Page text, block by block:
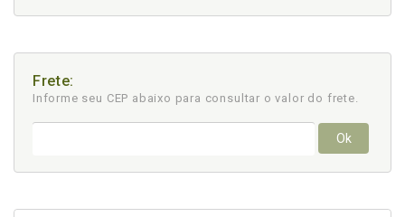
Frete:
Informe seu CEP abaixo para consultar o valor do frete.
Ok